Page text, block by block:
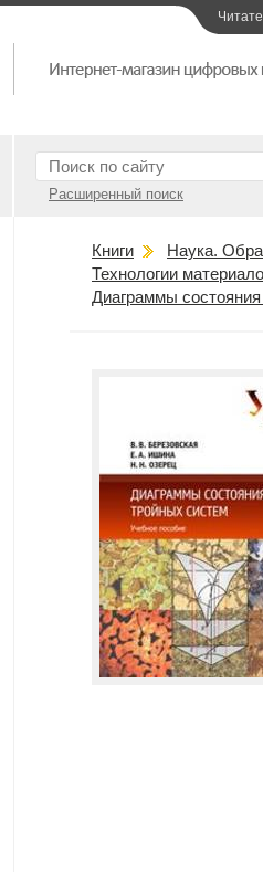
Расширенный поиск
Книги
Наука.
Технологии
Диаграммы